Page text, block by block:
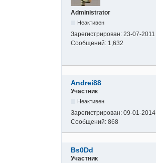
Administrator
Неактивен
Зарегистрирован: 23-07-2011
Сообщений: 1,632
Andrei88
Участник
Неактивен
Зарегистрирован: 09-01-2014
Сообщений: 868
Bs0Dd
Участник